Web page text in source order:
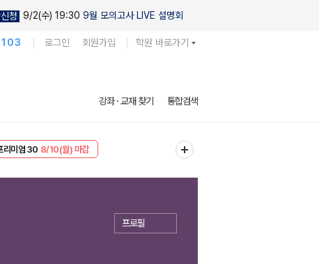
청 9/2(수) 19:30 9월 모의고사 LIVE 설명회
103 로그인 회원가입 학원 바로가기
강좌 · 교재 찾기 통합검색
리미엄 30 8/10(월) 마감
EVENT 8/10(월) 마감
프로필